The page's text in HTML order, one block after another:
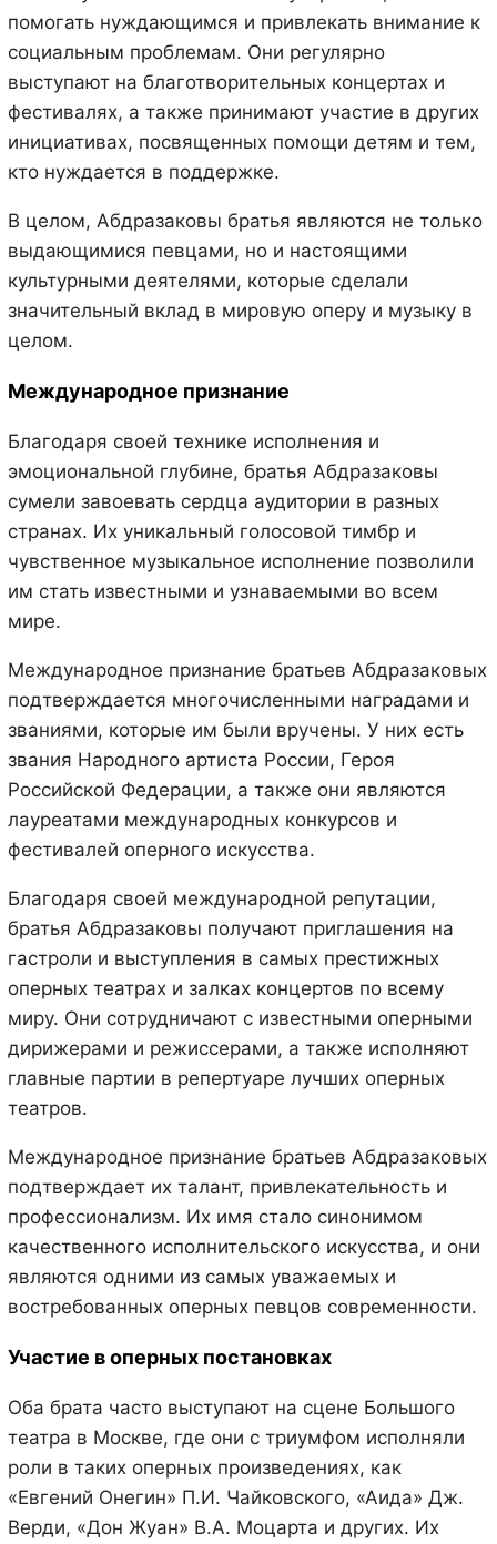
помогать нуждающимся и привлекать внимание к
социальным проблемам. Они регулярно
выступают на благотворительных концертах и
фестивалях, а также принимают участие в других
инициативах, посвященных помощи детям и тем,
кто нуждается в поддержке.
В целом, Абдразаковы братья являются не только
выдающимися певцами, но и настоящими
культурными деятелями, которые сделали
значительный вклад в мировую оперу и музыку в
целом.
Международное признание
Благодаря своей технике исполнения и
эмоциональной глубине, братья Абдразаковы
сумели завоевать сердца аудитории в разных
странах. Их уникальный голосовой тимбр и
чувственное музыкальное исполнение позволили
им стать известными и узнаваемыми во всем
мире.
Международное признание братьев Абдразаковых
подтверждается многочисленными наградами и
званиями, которые им были вручены. У них есть
звания Народного артиста России, Героя
Российской Федерации, а также они являются
лауреатами международных конкурсов и
фестивалей оперного искусства.
Благодаря своей международной репутации,
братья Абдразаковы получают приглашения на
гастроли и выступления в самых престижных
оперных театрах и залках концертов по всему
миру. Они сотрудничают с известными оперными
дирижерами и режиссерами, а также исполняют
главные партии в репертуаре лучших оперных
театров.
Международное признание братьев Абдразаковых
подтверждает их талант, привлекательность и
профессионализм. Их имя стало синонимом
качественного исполнительского искусства, и они
являются одними из самых уважаемых и
востребованных оперных певцов современности.
Участие в оперных постановках
Оба брата часто выступают на сцене Большого
театра в Москве, где они с триумфом исполняли
роли в таких оперных произведениях, как
«Евгений Онегин» П.И. Чайковского, «Аида» Дж.
Верди, «Дон Жуан» В.А. Моцарта и других. Их